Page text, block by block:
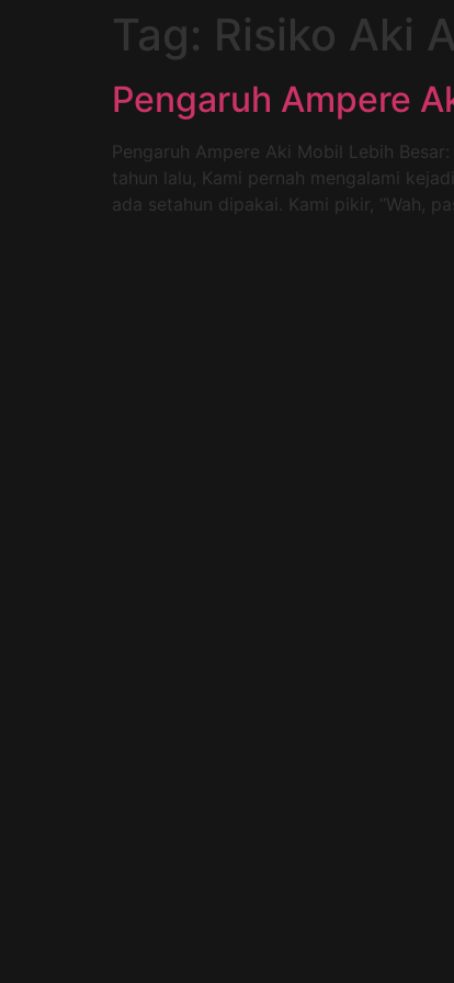
Tag: Risiko Aki
Pengaruh Ampere
Pengaruh Ampere Aki Mobil Lebih
tahun lalu, Kami pernah mengalami
ada setahun dipakai. Kami pikir, “Wah,